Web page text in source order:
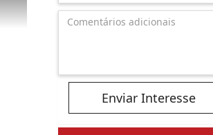
Enviar Interesse